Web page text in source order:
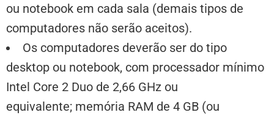
ou notebook em cada sala (demais tipos de
computadores não serão aceitos).
Os computadores deverão ser do tipo
desktop ou notebook, com processador mínimo
Intel Core 2 Duo de 2,66 GHz ou
equivalente; memória RAM de 4 GB (ou